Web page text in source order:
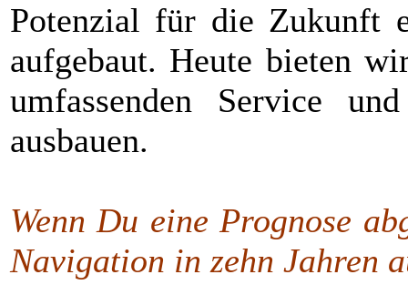
Potenzial für die Zukunft
aufgebaut. Heute bieten
umfassenden Service
ausbauen.
Wenn Du eine Prognose
Navigation in zehn Jahren